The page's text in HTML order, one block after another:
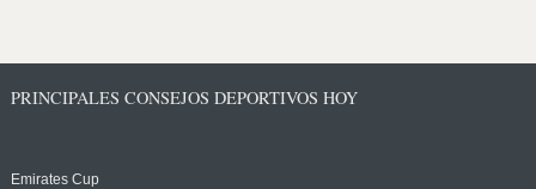
PRINCIPALES CONSEJOS DEPORTIVOS HOY
Emirates Cup